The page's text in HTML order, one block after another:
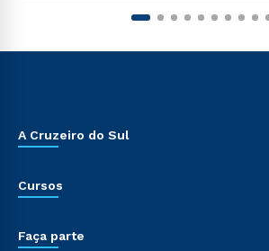
A Cruzeiro do Sul
Cursos
Faça parte